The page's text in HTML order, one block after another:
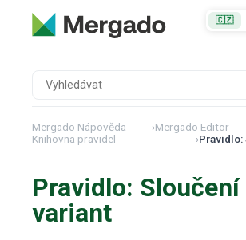
Mergado Nápověda ›Mergado Editor
Knihovna pravidel
›
Pravidlo: Sloučení
variant
🇨🇿